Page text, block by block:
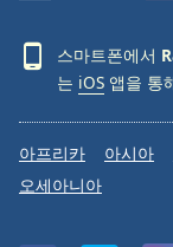
스마트폰에서
는 iOS 앱을 통
아프리카 아시아
오세아니아